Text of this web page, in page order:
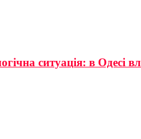
ситуація: в Одесі